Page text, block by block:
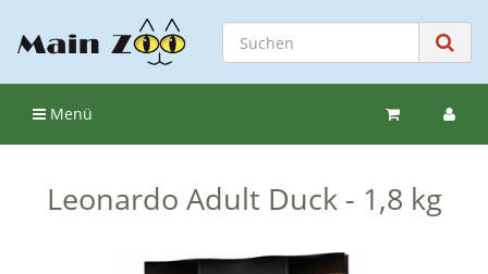
Menü
Leonardo Adult Duck - 1,8 kg